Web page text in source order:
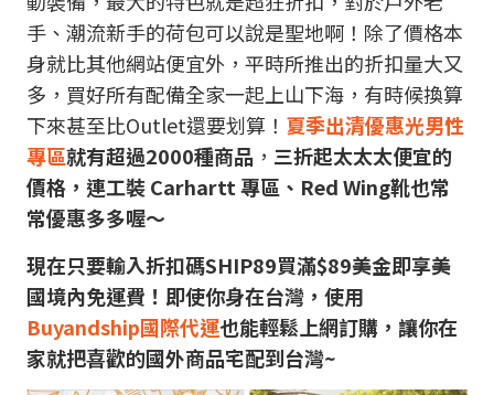
手、潮流新手的荷包可以說是聖地啊！除了價格本
身就比其他網站便宜外，平時所推出的折扣量大又
多，買好所有配備全家一起上山下海，有時候換算
下來甚至比Outlet還要划算！ 夏季出清優惠光男性
專區就有超過2000種商品 ， 三折起太太太便宜的
價格，連工裝 Carhartt 專區、Red Wing靴也常
常優惠多多喔～
現在只要輸入折扣碼SHIP89買滿$89美金即享美
國境內免運費！即使你身在台灣，使用
Buyandship國際代運也能輕鬆上網訂購，讓你在
家就把喜歡的國外商品宅配到台灣~